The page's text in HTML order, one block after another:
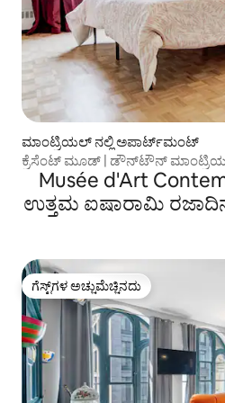
ಮಾಂಟ್ರಿಯಲ್ ನಲ್ಲಿ ಅಪಾರ್ಟ್‌ಮಂಟ್
ಕ್ರೆಸೆಂಟ್ ಮೂಡ್‌ | ಡೌನ್‌ಟೌನ್
Musée d'Art
ಉತ್ತಮ ಐಷಾರಾಮಿ
ಗೆಸ್ಟ್‌ಗಳ ಅಚ್ಚುಮೆಚ್ಚಿನದು
ಗೆಸ್ಟ್‌ಗಳ ಅಚ್ಚುಮೆಚ್ಚಿನದು